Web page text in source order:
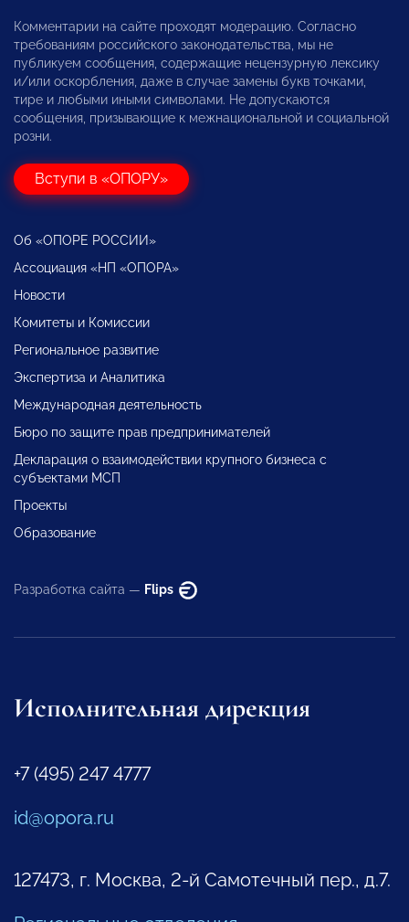
Комментарии на сайте проходят модерацию. Согласно
требованиям российского законодательства, мы не
публикуем сообщения, содержащие нецензурную лексику
и/или оскорбления, даже в случае замены букв точками,
тире и любыми иными символами. Не допускаются
сообщения, призывающие к межнациональной и социальной
розни.
Вступи в «ОПОРУ»
Об «ОПОРЕ РОССИИ»
Ассоциация «НП «ОПОРА»
Новости
Комитеты и Комиссии
Региональное развитие
Экспертиза и Аналитика
Международная деятельность
Бюро по защите прав предпринимателей
Декларация о взаимодействии крупного бизнеса с
субъектами МСП
Проекты
Образование
Разработка сайта — Flips
Исполнительная дирекция
+7 (495) 247 4777
id@opora.ru
127473, г. Москва, 2-й Самотечный пер., д.7.